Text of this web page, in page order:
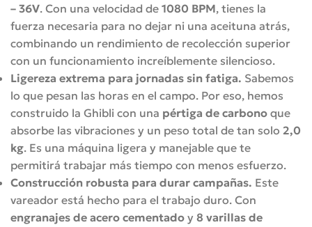
– 36V. Con una velocidad de 1080 BPM, tienes la
fuerza necesaria para no dejar ni una aceituna atrás,
combinando un rendimiento de recolección superior
con un funcionamiento increíblemente silencioso.
Ligereza extrema para jornadas sin fatiga. Sabemos
lo que pesan las horas en el campo. Por eso, hemos
construido la Ghibli con una pértiga de carbono que
absorbe las vibraciones y un peso total de tan solo 2,0
kg. Es una máquina ligera y manejable que te
permitirá trabajar más tiempo con menos esfuerzo.
Construcción robusta para durar campañas. Este
vareador está hecho para el trabajo duro. Con
engranajes de acero cementado y 8 varillas de